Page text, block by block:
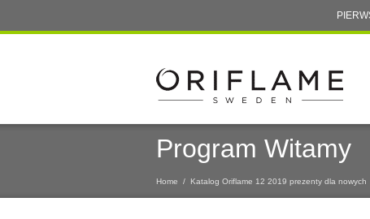
Program Witamy
Home / Katalog Oriflame 12 2019 prezenty dla nowych